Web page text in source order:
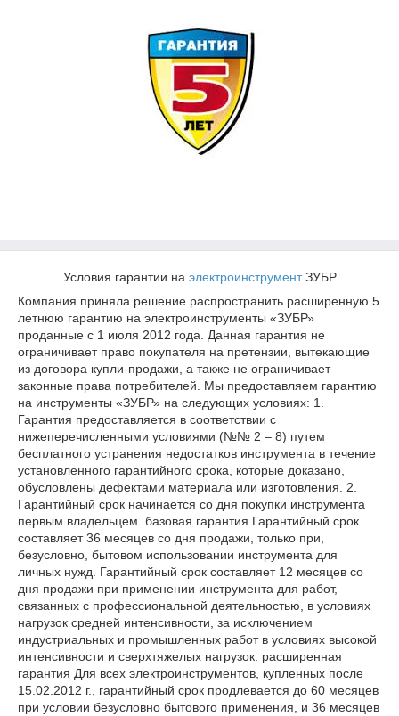
Условия гарантии на электроинструментЗУБР
Компания приняла решение распространить расширенную 5
летнюю гарантию на электроинструменты «ЗУБР»
проданные с 1 июля 2012 года. Данная гарантия не
ограничивает право покупателя на претензии, вытекающие
из договора купли-продажи, а также не ограничивает
законные права потребителей. Мы предоставляем гарантию
на инструменты «ЗУБР» на следующих условиях: 1.
Гарантия предоставляется в соответствии с
нижеперечисленными условиями (№№ 2 – 8) путем
бесплатного устранения недостатков инструмента в течение
установленного гарантийного срока, которые доказано,
обусловлены дефектами материала или изготовления. 2.
Гарантийный срок начинается со дня покупки инструмента
первым владельцем. базовая гарантия Гарантийный срок
составляет 36 месяцев со дня продажи, только при,
безусловно, бытовом использовании инструмента для
личных нужд. Гарантийный срок составляет 12 месяцев со
дня продажи при применении инструмента для работ,
связанных с профессиональной деятельностью, в условиях
нагрузок средней интенсивности, за исключением
индустриальных и промышленных работ в условиях высокой
интенсивности и сверхтяжелых нагрузок. расширенная
гарантия Для всех электроинструментов, купленных после
15.02.2012 г., гарантийный срок продлевается до 60 месяцев
при условии безусловно бытового применения, и 36 месяцев